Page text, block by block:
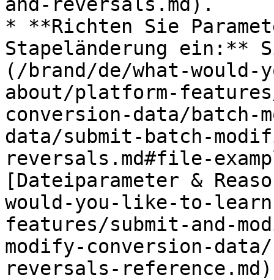
* **Richten Sie
Stapeländerung ein:**
(/brand/de/what-
about/platform-
conversion-data/batch-
data/submit-batch-
reversals.md#file-
[Dateiparameter &
would-you-like-to-
features/submit-and-
modify-conversion-
reversals-